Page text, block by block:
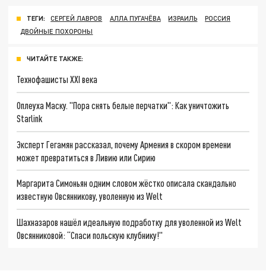
ТЕГИ: СЕРГЕЙ ЛАВРОВ АЛЛА ПУГАЧЁВА ИЗРАИЛЬ
РОССИЯ
ДВОЙНЫЕ ПОХОРОНЫ
ЧИТАЙТЕ ТАКЖЕ:
Технофашисты XXI века
Оплеуха Маску. "Пора снять белые перчатки": Как уничтожить
Starlink
Эксперт Гегамян рассказал, почему Армения в скором времени
может превратиться в Ливию или Сирию
Маргарита Симоньян одним словом жёстко описала скандально
известную Овсянникову, уволенную из Welt
Шахназаров нашёл идеальную подработку для уволенной из Welt
Овсянниковой: “Спаси польскую клубнику!"